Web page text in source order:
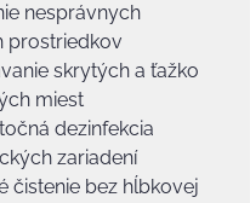
nesprávnych
prostriedkov
skrytých a ťažko
miest
dezinfekcia
zariadení
čistenie bez hĺbkovej